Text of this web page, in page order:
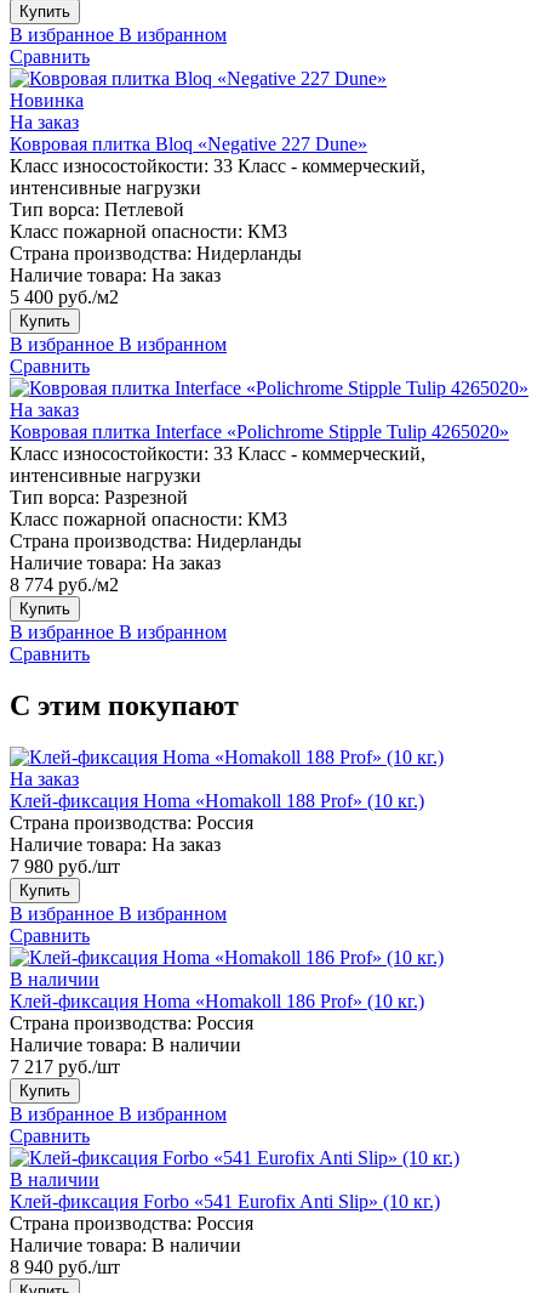
Купить
В избранное В избранном
Сравнить
Новинка
На заказ
Ковровая плитка Bloq «Negative 227 Dune»
Класс износостойкости: 33 Класс - коммерческий,
интенсивные нагрузки
Тип ворса: Петлевой
Класс пожарной опасности: КМ3
Страна производства: Нидерланды
Наличие товара: На заказ
5 400 руб./м2
Купить
В избранное В избранном
Сравнить
На заказ
Ковровая плитка Interface «Polichrome Stipple Tulip 4265020»
Класс износостойкости: 33 Класс - коммерческий,
интенсивные нагрузки
Тип ворса: Разрезной
Класс пожарной опасности: КМ3
Страна производства: Нидерланды
Наличие товара: На заказ
8 774 руб./м2
Купить
В избранное В избранном
Сравнить
С этим покупают
На заказ
Клей-фиксация Homa «Homakoll 188 Prof» (10 кг.)
Страна производства: Россия
Наличие товара: На заказ
7 980 руб./шт
Купить
В избранное В избранном
Сравнить
В наличии
Клей-фиксация Homa «Homakoll 186 Prof» (10 кг.)
Страна производства: Россия
Наличие товара: В наличии
7 217 руб./шт
Купить
В избранное В избранном
Сравнить
В наличии
Клей-фиксация Forbo «541 Eurofix Anti Slip» (10 кг.)
Страна производства: Россия
Наличие товара: В наличии
8 940 руб./шт